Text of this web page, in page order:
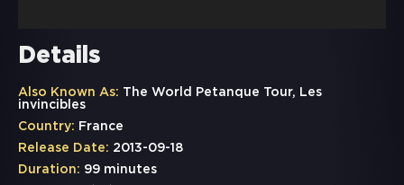
Details
Also Known As: The World Petanque Tour, Les
invincibles
Country: France
Release Date: 2013-09-18
Duration: 99 minutes